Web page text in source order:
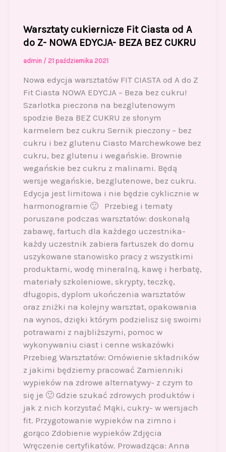
Warsztaty cukiernicze Fit Ciasta od A
do Z- NOWA EDYCJA- BEZA BEZ CUKRU
admin / 21 października 2021
Nowa edycja warsztatów FIT CIASTA od A do Z
Fit Ciasta NOWA EDYCJA – Beza bez cukru!
Szarlotka pieczona na bezglutenowym
spodzie Beza BEZ CUKRU ze słonym
karmelem bez cukru Sernik pieczony – bez
cukru i bez glutenu Ciasto Marchewkowe bez
cukru, bez glutenu i wegańskie. Brownie
wegańskie bez cukru z malinami. Będą
wersje wegańskie, bezglutenowe, bez cukru.
Edycja jest limitowa i nie będzie cyklicznie w
harmonogramie 🙂 Przebieg i tematy
poruszane podczas warsztatów: doskonałą
zabawę, fartuch dla każdego uczestnika-
każdy uczestnik zabiera fartuszek do domu
uszykowane stanowisko pracy z wszystkimi
produktami, wodę mineralną, kawę i herbatę,
materiały szkoleniowe, skrypty, teczkę,
długopis, dyplom ukończenia warsztatów
oraz zniżki na kolejny warsztat, opakowania
na wynos, dzięki którym podzielisz się swoimi
potrawami z najbliższymi, pomoc w
wykonywaniu ciast i cenne wskazówki
Przebieg Warsztatów: Omówienie składników
z jakimi będziemy pracować Zamienniki
wypieków na zdrowe alternatywy- z czym to
się je 🙂 Gdzie szukać zdrowych produktów i
jak z nich korzystać Mąki, cukry- w wersjach
fit. Przygotowanie wypieków na zimno i
gorąco Zdobienie wypieków Zdjęcia
Wręczenie certyfikatów. Prowadząca: Anna